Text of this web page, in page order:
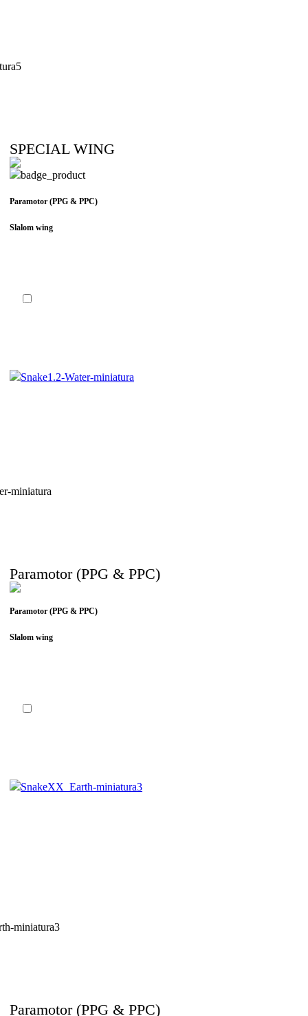
SPECIAL WING
Paramotor (PPG & PPC)
Slalom wing
Paramotor (PPG & PPC)
Paramotor (PPG & PPC)
Slalom wing
Paramotor (PPG & PPC)